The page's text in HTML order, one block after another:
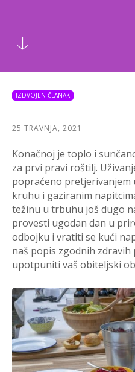
IZDVOJEN ČLANAK
25 TRAVNJA, 2021
Konačnoj je toplo i
za prvi pravi roštilj.
popraćeno pretjerivanjem
kruhu i gaziranim
težinu u trbuhu još dugo
provesti ugodan dan u
odbojku i vratiti se kući
naš popis zgodnih zdravih
upotpuniti vaš obiteljski